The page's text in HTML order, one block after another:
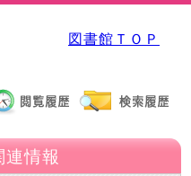
図書館ＴＯＰ
連情報